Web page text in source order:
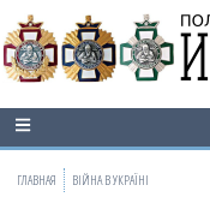
ГЛАВНАЯ ВІЙНА В УКРАЇНІ